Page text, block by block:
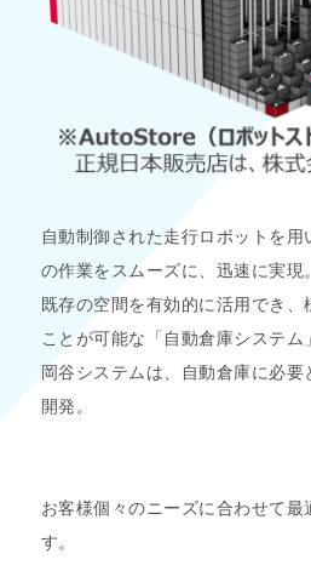
自動制御された走行ロボットを
の作業をスムーズに、迅速に実現。
既存の空間を有効的に活用でき、
ことが可能な「自動倉庫システム
岡谷システムは、自動倉庫に必
開発。
お客様個々のニーズに合わせて最
す。